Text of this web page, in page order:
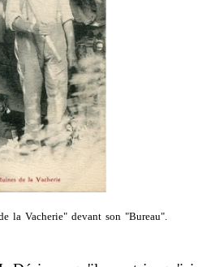
la Vacherie" devant son "Bureau".